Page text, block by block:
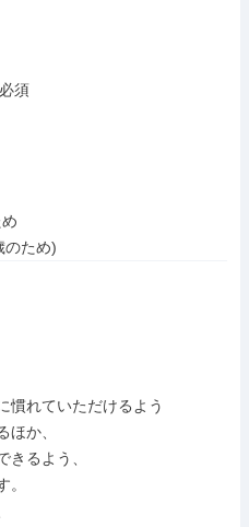
須
のため)
慣れていただけるよう
ほか、
きるよう、